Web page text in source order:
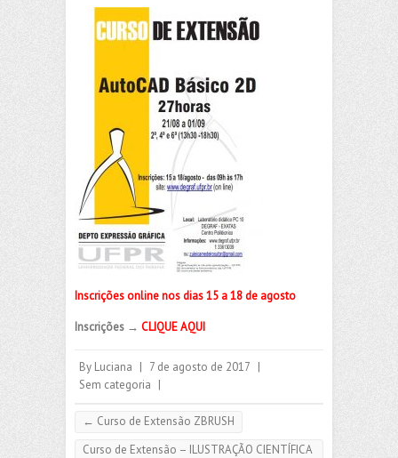
Inscrições online nos dias 15 a 18 de agosto
Inscrições → CLIQUE AQUI
By Luciana | 7 de agosto de 2017 |
Sem categoria |
← Curso de Extensão ZBRUSH
Curso de Extensão – ILUSTRAÇÃO CIENTÍFICA